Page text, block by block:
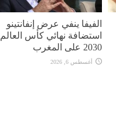
الفيفا ينفي عرض إنفانتينو
استضافة نهائي كأس العالم
2030 على المغرب
أغسطس 6, 2026